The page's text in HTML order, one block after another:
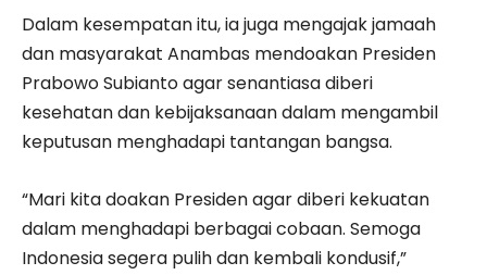
Dalam kesempatan itu, ia juga mengajak jamaah
dan masyarakat Anambas mendoakan Presiden
Prabowo Subianto agar senantiasa diberi
kesehatan dan kebijaksanaan dalam mengambil
keputusan menghadapi tantangan bangsa.
“Mari kita doakan Presiden agar diberi kekuatan
dalam menghadapi berbagai cobaan. Semoga
Indonesia segera pulih dan kembali kondusif,”